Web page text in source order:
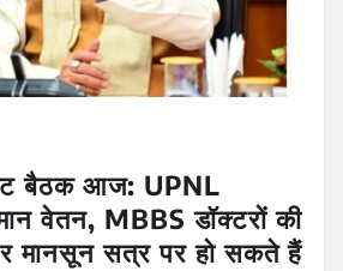
बैठक आज: UPNL
वेतन, MBBS डॉक्टरों की
मानसून सत्र पर हो सकते हैं